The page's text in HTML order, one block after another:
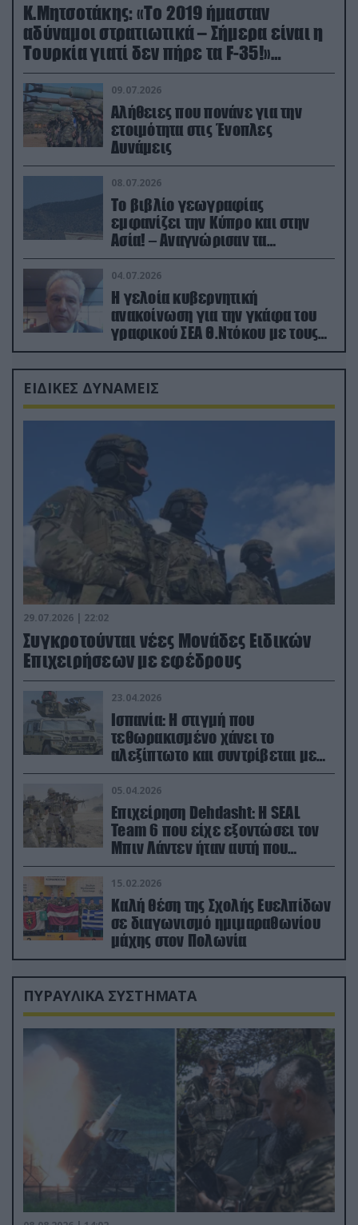
Κ.Μητσοτάκης: «Το 2019 ήμασταν
αδύναμοι στρατιωτικά – Σήμερα είναι η
Τουρκία γιατί δεν πήρε τα F-35!»
(βίντεο)
09.07.2026
Αλήθειες που πονάνε για την
ετοιμότητα στις Ένοπλες
Δυνάμεις
08.07.2026
Το βιβλίο γεωγραφίας
εμφανίζει την Κύπρο και στην
Ασία! – Αναγνώρισαν τα
κατεχόμενα; (φωτο)
04.07.2026
Η γελοία κυβερνητική
ανακοίνωση για την γκάφα του
γραφικού ΣΕΑ Θ.Ντόκου με τους
Ρώσους φαρσέρ
ΕΙΔΙΚΕΣ ΔΥΝΑΜΕΙΣ
29.07.2026 | 22:02
Συγκροτούνται νέες Μονάδες Ειδικών
Επιχειρήσεων με εφέδρους
23.04.2026
Ισπανία: Η στιγμή που
τεθωρακισμένο χάνει το
αλεξίπτωτο και συντρίβεται με
ορμή στο έδαφος (βίντεο)
05.04.2026
Επιχείρηση Dehdasht: Η SEAL
Team 6 που είχε εξοντώσει τον
Μπιν Λάντεν ήταν αυτή που
διέσωσε τον πιλότο του F-15
15.02.2026
Καλή θέση της Σχολής Ευελπίδων
σε διαγωνισμό ημιμαραθωνίου
μάχης στον Πολωνία
ΠΥΡΑΥΛΙΚΑ ΣΥΣΤΗΜΑΤΑ